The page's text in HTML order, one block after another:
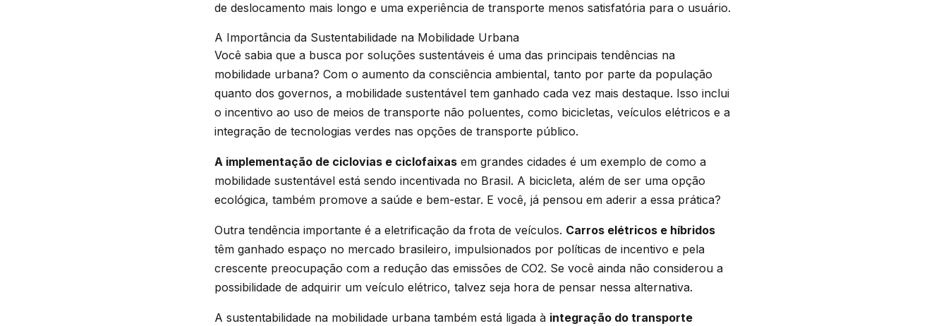
de deslocamento mais longo e uma experiência de transporte menos satisfatória para o usuário.
A Importância da Sustentabilidade na Mobilidade Urbana
Você sabia que a busca por soluções sustentáveis é uma das principais tendências na
mobilidade urbana? Com o aumento da consciência ambiental, tanto por parte da população
quanto dos governos, a mobilidade sustentável tem ganhado cada vez mais destaque. Isso inclui
o incentivo ao uso de meios de transporte não poluentes, como bicicletas, veículos elétricos e a
integração de tecnologias verdes nas opções de transporte público.
A implementação de ciclovias e ciclofaixas em grandes cidades é um exemplo de como a
mobilidade sustentável está sendo incentivada no Brasil. A bicicleta, além de ser uma opção
ecológica, também promove a saúde e bem-estar. E você, já pensou em aderir a essa prática?
Outra tendência importante é a eletrificação da frota de veículos. Carros elétricos e híbridos
têm ganhado espaço no mercado brasileiro, impulsionados por políticas de incentivo e pela
crescente preocupação com a redução das emissões de CO2. Se você ainda não considerou a
possibilidade de adquirir um veículo elétrico, talvez seja hora de pensar nessa alternativa.
A sustentabilidade na mobilidade urbana também está ligada à integração do transporte